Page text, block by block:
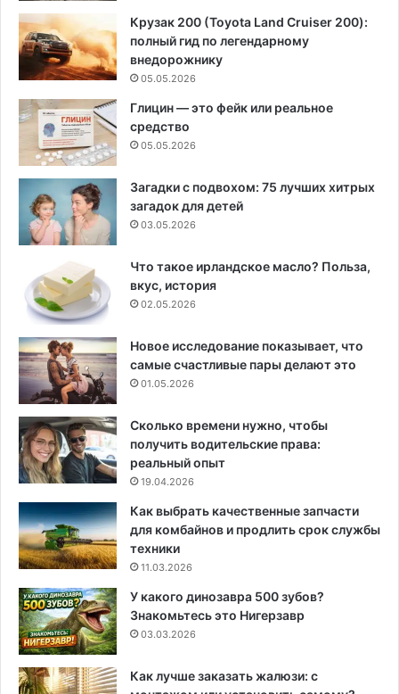
Крузак 200 (Toyota Land Cruiser 200):
полный гид по легендарному
внедорожнику
05.05.2026
Глицин — это фейк или реальное
средство
05.05.2026
Загадки с подвохом: 75 лучших хитрых
загадок для детей
03.05.2026
Что такое ирландское масло? Польза,
вкус, история
02.05.2026
Новое исследование показывает, что
самые счастливые пары делают это
01.05.2026
Сколько времени нужно, чтобы
получить водительские права:
реальный опыт
19.04.2026
Как выбрать качественные запчасти
для комбайнов и продлить срок службы
техники
11.03.2026
У какого динозавра 500 зубов?
Знакомьтесь это Нигерзавр
03.03.2026
Как лучше заказать жалюзи: с